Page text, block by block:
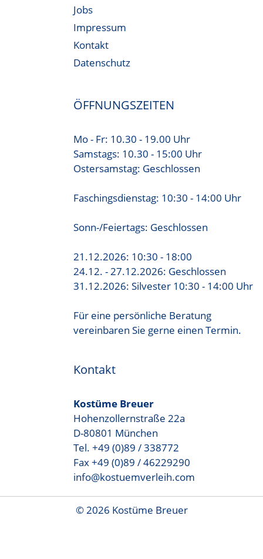
Jobs
Impressum
Kontakt
Datenschutz
ÖFFNUNGSZEITEN
Mo - Fr: 10.30 - 19.00 Uhr
Samstags: 10.30 - 15:00 Uhr
Ostersamstag: Geschlossen
Faschingsdienstag: 10:30 - 14:00 Uhr
Sonn-/Feiertags: Geschlossen
21.12.2026: 10:30 - 18:00
24.12. - 27.12.2026: Geschlossen
31.12.2026: Silvester 10:30 - 14:00 Uhr
Für eine persönliche Beratung
vereinbaren Sie gerne einen Termin.
Kontakt
Kostüme Breuer
Hohenzollernstraße 22a
D-80801 München
Tel. +49 (0)89 / 338772
Fax +49 (0)89 / 46229290
info@kostuemverleih.com
© 2026 Kostüme Breuer